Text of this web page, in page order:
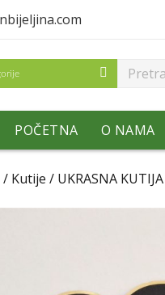
POČETNA O NAMA
/ Kutije / UKRASNA